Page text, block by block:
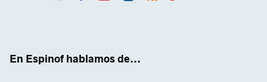
En Espinof hablamos de...